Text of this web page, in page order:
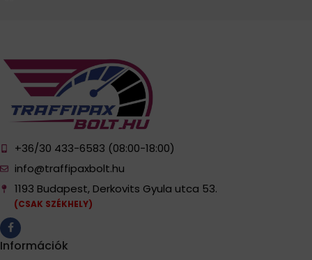
+36/30 433-6583 (08:00-18:00)
info@traffipaxbolt.hu
1193 Budapest, Derkovits Gyula utca 53.
(CSAK SZÉKHELY)
Információk